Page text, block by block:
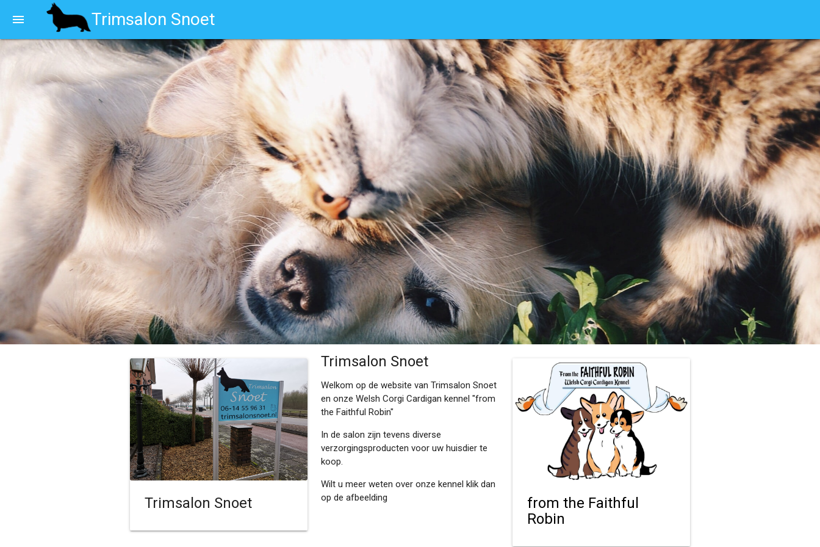
Trimsalon Snoet
menu
Trimsalon Snoet
Trimsalon Snoet
Welkom op de website van Trimsalon Snoet
en onze Welsh Corgi Cardigan kennel "from
the Faithful Robin"
In de salon zijn tevens diverse
verzorgingsproducten voor uw huisdier te
koop.
Wilt u meer weten over onze kennel klik dan
op de afbeelding
from the Faithful
Robin